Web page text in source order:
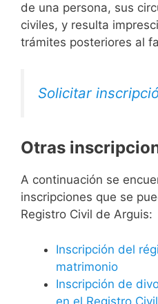
de una persona, sus
civiles, y resulta
trámites posteriores al
Solicitar
Otras
A continuación se
inscripciones que se
Registro Civil de Arguis:
Inscripción del
matrimonio
Inscripción de
en el Registro Civil